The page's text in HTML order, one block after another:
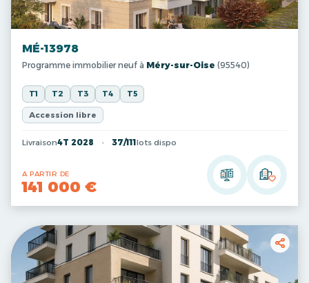
MÉ-13978
Programme immobilier neuf à Méry-sur-Oise (95540)
T1 T2 T3 T4 T5
Accession libre
Livraison4T 2028 37/111 lots dispo
A PARTIR DE
141 000 €